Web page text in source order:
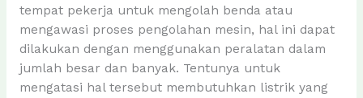
tempat pekerja untuk mengolah benda atau
mengawasi proses pengolahan mesin, hal ini dapat
dilakukan dengan menggunakan peralatan dalam
jumlah besar dan banyak. Tentunya untuk
mengatasi hal tersebut membutuhkan listrik yang